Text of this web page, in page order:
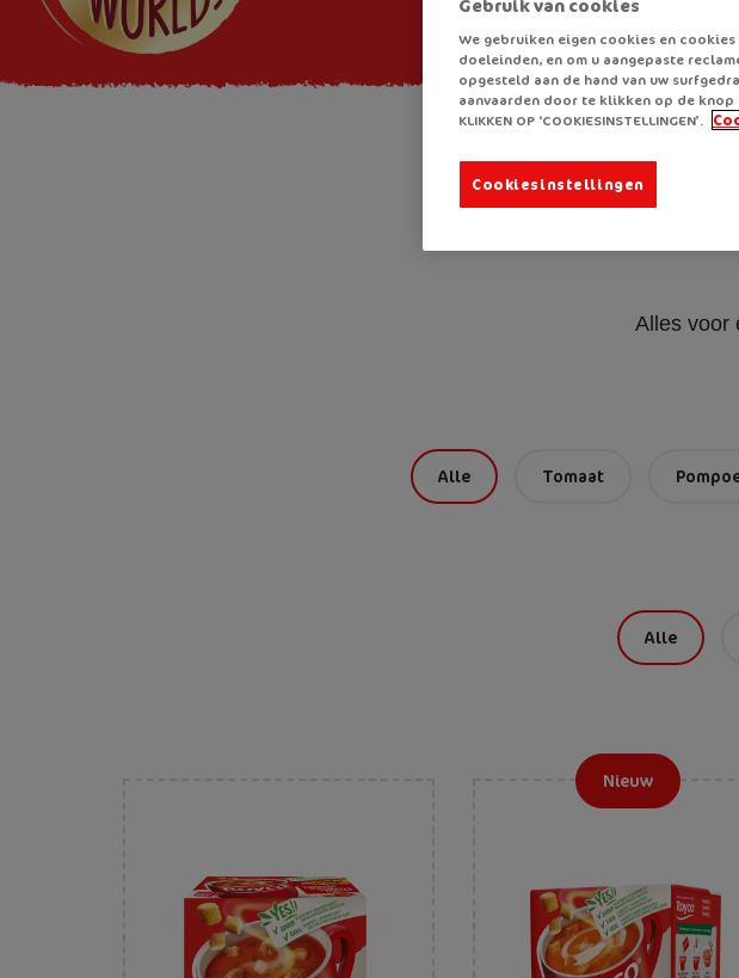
Waar
Alles voor
Alle Tomaat
Alle
Nieuw
Gebruik van cookies
We gebruiken eigen cookies en
doeleinden, en om u aangepaste
opgesteld aan de hand van uw
aanvaarden door te klikken op de knop
KLIKKEN OP ‘COOKIESINSTELLINGEN’.
Cookiesinstellingen